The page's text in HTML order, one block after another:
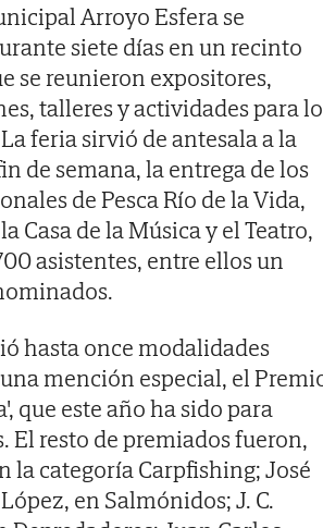
Arroyo Esfera se
siete días en un recinto
se reunieron expositores,
talleres y actividades para
feria sirvió de antesala a la
de semana, la entrega de los
de Pesca Río de la Vida,
Casa de la Música y el Teatro,
asistentes, entre ellos un
hasta once modalidades
mención especial, el
que este año ha sido para
El resto de premiados fueron,
la categoría Carpfishing; José
en Salmónidos; J. C.